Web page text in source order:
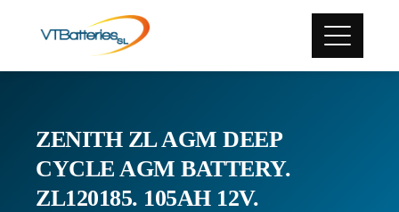
ZENITH ZL AGM DEEP
CYCLE AGM BATTERY.
ZL120185. 105AH 12V.